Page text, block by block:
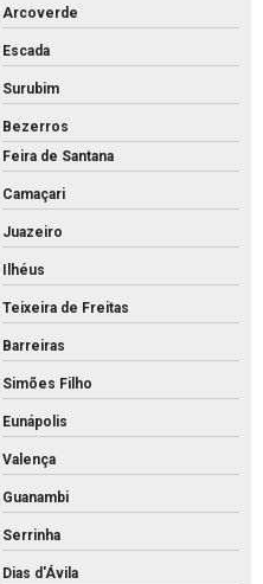
Arcoverde
Escada
Surubim
Bezerros
Feira de Santana
Camaçari
Juazeiro
Ilhéus
Teixeira de Freitas
Barreiras
Simões Filho
Eunápolis
Valença
Guanambi
Serrinha
Dias d'Ávila